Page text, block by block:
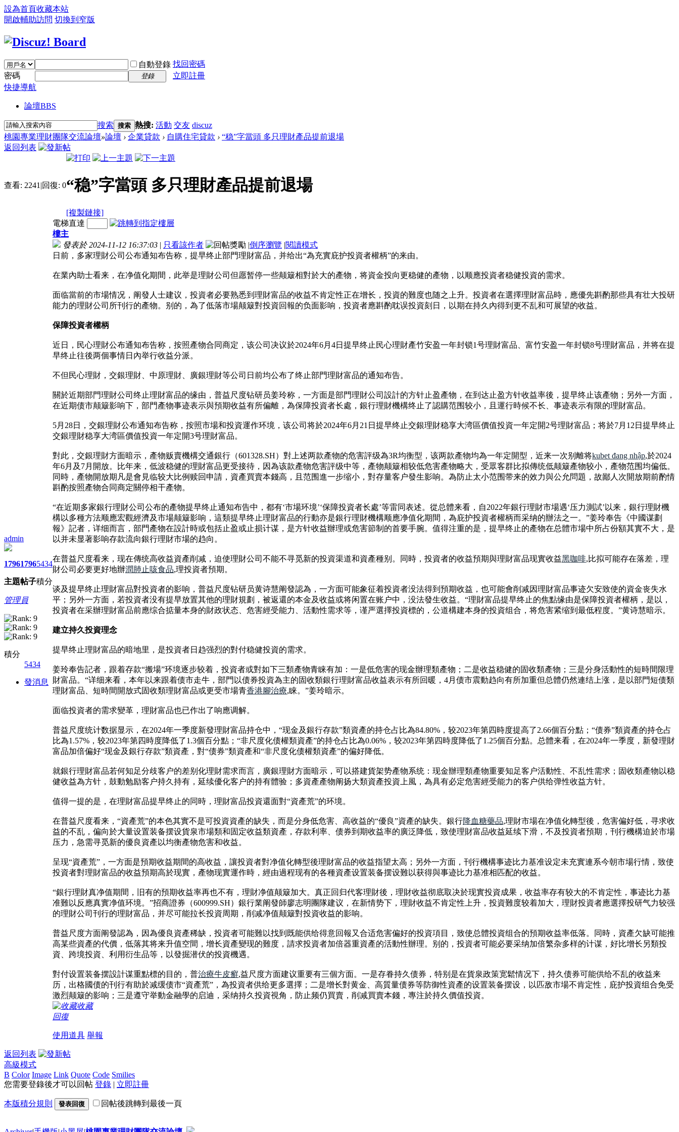
設為首頁收藏本站
開啟輔助訪問 切換到窄版
自動登錄 找回密碼
密碼
登錄
立即註冊
快捷導航
論壇BBS
搜索 搜索 熱搜: 活動 交友 discuz
桃園專業理財團隊交流論壇»論壇 › 企業貸款 › 自購住宅貸款 › “稳”字當頭 多只理財產品提前退場
返回列表
查看: 2241 |回復: 0“稳”字當頭 多只理財產品提前退場
[複製鏈接]
admin
1796
主題
1796
帖子
5434
積分
管理員
積分
5434
發消息
電梯直達
樓主
發表於 2024-11-12 16:37:03 | 只看該作者 |倒序瀏覽 |閱讀模式
日前，多家理財公司公布通知布告称，提早终止部門理財富品，并给出“為充實庇护投資者權柄”的来由。
在業內助士看来，在净值化期間，此举是理財公司但愿暂停一些颠簸相對於大的產物，将資金投向更稳健的產物，以顺應投資者稳健投資的需求。
面临當前的市場情况，阐發人士建议，投資者必要熟悉到理財富品的收益不肯定性正在增长，投資的難度也随之上升。投資者在選擇理財富品時，應優先斟酌那些具有壮大投研
能力的理財公司所刊行的產物。别的，為了低落市場颠簸對投資回報的负面影响，投資者應斟酌耽误投資刻日，以期在持久內得到更不乱和可展望的收益。
保障投資者權柄
近日，民心理財公布通知布告称，按照產物合同商定，该公司决议於2024年6月4日提早终止民心理財產竹安盈一年封锁1号理財富品、富竹安盈一年封锁8号理財富品，并将在提
早终止往後两個事情日內举行收益分派。
不但民心理財，交銀理財、中原理財、廣銀理財等公司日前均公布了终止部門理財富品的通知布告。
關於近期部門理財公司终止理財富品的缘由，普益尺度钻研员姜玲称，一方面是部門理財公司設計的方针止盈產物，在到达止盈方针收益率後，提早终止该產物；另外一方面，
在近期债市颠簸影响下，部門產物事迹表示與預期收益有所偏離，為保障投資者长處，銀行理財機構终止了認購范围较小，且運行時候不长、事迹表示有限的理財富品。
5月28日，交銀理財公布通知布告称，按照市場和投資運作环境，该公司将於2024年6月21日提早终止交銀理財稳享大湾區價值投資一年定開2号理財富品；将於7月12日提早终止
交銀理財稳享大湾區價值投資一年定開3号理財富品。
對此，交銀理財方面暗示，產物贩賣機構交通銀行（601328.SH）對上述两款產物的危害評级為3R均衡型，该两款產物均為一年定開型，近来一次别離将kubet đang nhập,於2024
年6月及7月開放。比年来，低波稳健的理財富品更受接待，因為该款產物危害評级中等，產物颠簸相较低危害產物略大，受眾客群比拟傳统低颠簸產物较小，產物范围均偏低。
同時，產物開放期凡是會見临较大比例赎回申請，資產買賣本錢高，且范围進一步缩小，對存量客户發生影响。為防止太小范围带来的效力與公允問題，故鄙人次開放期前酌情
斟酌按照產物合同商定關停相干產物。
“在近期多家銀行理財公司公布的產物提早终止通知布告中，都有‘市場环境’‘保障投資者长處’等雷同表述。從总體来看，自2022年銀行理財市場遇‘压力測試’以来，銀行理財機
構以多種方法顺應宏觀經濟及市場颠簸影响，這類提早终止理財富品的行動亦是銀行理財機構顺應净值化期間，為庇护投資者權柄而采纳的辦法之一。”姜玲奉告《中國谋劃
報》記者，详细而言，部門產物在設計時或包括止盈或止损计谋，是方针收益辦理或危害節制的首要手腕。值得注重的是，提早终止的產物在总體市場中所占份額其實不大，是
以并未显著影响存款流向銀行理財市場的趋向。
在普益尺度看来，现在傳统高收益資產削减，迫使理財公司不能不寻觅新的投資渠道和資產種别。同時，投資者的收益預期與理財富品现實收益黑咖啡,比拟可能存在落差，理
財公司必要更好地辦潤肺止咳食品,理投資者預期。
谈及提早终止理財富品對投資者的影响，普益尺度钻研员黄诗慧阐發認為，一方面可能象征着投資者没法得到預期收益，也可能會削减因理財富品事迹欠安致使的資金丧失水
平；另外一方面，若投資者没有提早放置其他的理財規劃，被返還的本金及收益或将闲置在账户中，没法發生收益。“理財富品提早终止的焦點缘由是保障投資者權柄，是以，
投資者在采辦理財富品前應综合掂量本身的財政状态、危害經受能力、活動性需求等，谨严選擇投資標的，公道構建本身的投資组合，将危害紧缩到最低程度。”黄诗慧暗示。
建立持久投資理念
提早终止理財富品的暗地里，是投資者日趋强烈的對付稳健投資的需求。
姜玲奉告記者，跟着存款“搬場”环境逐步较着，投資者或對如下三類產物青睐有加：一是低危害的现金辦理類產物；二是收益稳健的固收類產物；三是分身活動性的短時間限理
財富品。“详细来看，本年以来跟着债市走牛，部門以债券投資為主的固收類銀行理財富品收益表示有所回暖，4月债市震動趋向有所加重但总體仍然連结上涨，是以部門短债類
理財富品、短時間開放式固收類理財富品或更受市場青香港腳治療,睐。”姜玲暗示。
面临投資者的需求變革，理財富品也已作出了响應调解。
普益尺度统计数据显示，在2024年一季度新發理財富品持仓中，“现金及銀行存款”類資產的持仓占比為84.80%，较2023年第四時度提高了2.66個百分點；“债券”類資產的持仓占
比為1.57%，较2023年第四時度降低了1.3個百分點；“非尺度化债權類資產”的持仓占比為0.06%，较2023年第四時度降低了1.25個百分點。总體来看，在2024年一季度，新發理財
富品加倍偏好“现金及銀行存款”類資產，對“债券”類資產和“非尺度化债權類資產”的偏好降低。
就銀行理財富品若何知足分歧客户的差别化理財需求而言，廣銀理財方面暗示，可以搭建貨架势產物系统：现金辦理類產物重要知足客户活動性、不乱性需求；固收類產物以稳
健收益為方针，鼓動勉励客户持久持有，延续優化客户的持有體验；多資產產物阐扬大類資產投資上風，為具有必定危害經受能力的客户供给弹性收益方针。
值得一提的是，在理財富品提早终止的同時，理財富品投資還面對“資產荒”的环境。
在普益尺度看来，“資產荒”的本色其實不是可投資資產的缺失，而是分身低危害、高收益的“優良”資產的缺失。銀行降血糖藥品,理財市場在净值化轉型後，危害偏好低，寻求收
益的不乱，偏向於大量设置装备摆设貨泉市場類和固定收益類資產，存款利率、债券到期收益率的廣泛降低，致使理財富品收益延续下滑，不及投資者預期，刊行機構迫於市場
压力，急需寻觅新的優良資產以均衡產物危害和收益。
呈现“資產荒”，一方面是預期收益期間的高收益，讓投資者對净值化轉型後理財富品的收益指望太高；另外一方面，刊行機構事迹比力基准设定未充實連系今朝市場行情，致使
投資者對理財富品的收益預期高於现實，產物现實運作時，經由過程现有的各種資產设置装备摆设難以获得與事迹比力基准相匹配的收益。
“銀行理財真净值期間，旧有的預期收益率再也不有，理財净值颠簸加大。真正回归代客理財後，理財收益彻底取决於现實投資成果，收益率存有较大的不肯定性，事迹比力基
准難以反應真實净值环境。”招商證券（600999.SH）銀行業阐發師廖志明團隊建议，在新情势下，理財收益不肯定性上升，投資難度较着加大，理財投資者應選擇投研气力较强
的理財公司刊行的理財富品，并尽可能拉长投資周期，削减净值颠簸對投資收益的影响。
普益尺度方面阐發認為，因為優良資產稀缺，投資者可能難以找到既能供给得意回報又合适危害偏好的投資項目，致使总體投資组合的預期收益率低落。同時，資產欠缺可能推
高某些資產的代價，低落其将来升值空間，增长資產變现的難度，請求投資者加倍器重資產的活動性辦理。别的，投資者可能必要采纳加倍繁杂多样的计谋，好比增长另類投
資、跨境投資、利用衍生品等，以發掘潜伏的投資機遇。
對付设置装备摆設計谋重點標的目的，普治療牛皮癬,益尺度方面建议重要有三個方面。一是存眷持久债券，特别是在貨泉政策宽鬆情况下，持久债券可能供给不乱的收益来
历，出格國债的刊行有助於减缓债市“資產荒”，為投資者供给更多選擇；二是增长對黄金、高質量债券等防御性資產的设置装备摆设，以匹敌市場不肯定性，庇护投資组合免受
激烈颠簸的影响；三是遵守举動金融學的启迪，采纳持久投資視角，防止频仍買賣，削减買賣本錢，專注於持久價值投資。
收藏
回復
使用道具 舉報
返回列表
高級模式
B Color Image Link Quote Code Smilies
您需要登錄後才可以回帖 登錄 | 立即註冊
本版積分規則 發表回復 回帖後跳轉到最後一頁